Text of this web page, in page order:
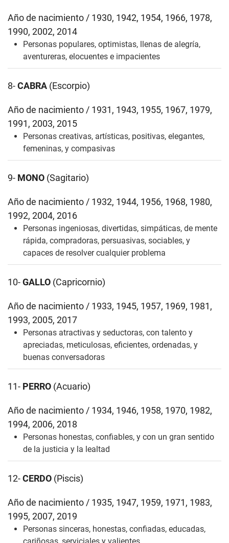
Año de nacimiento / 1930, 1942, 1954, 1966, 1978,
1990, 2002, 2014
Personas populares, optimistas, llenas de alegría,
aventureras, elocuentes e impacientes
8-CABRA (Escorpio)
Año de nacimiento / 1931, 1943, 1955, 1967, 1979,
1991, 2003, 2015
Personas creativas, artísticas, positivas, elegantes,
femeninas, y compasivas
9- MONO (Sagitario)
Año de nacimiento / 1932, 1944, 1956, 1968, 1980,
1992, 2004, 2016
Personas ingeniosas, divertidas, simpáticas, de mente
rápida, compradoras, persuasivas, sociables, y
capaces de resolver cualquier problema
10-GALLO (Capricornio)
Año de nacimiento / 1933, 1945, 1957, 1969, 1981,
1993, 2005, 2017
Personas atractivas y seductoras, con talento y
apreciadas, meticulosas, eficientes, ordenadas, y
buenas conversadoras
11- PERRO (Acuario)
Año de nacimiento / 1934, 1946, 1958, 1970, 1982,
1994, 2006, 2018
Personas honestas, confiables, y con un gran sentido
de la justicia y la lealtad
12-CERDO (Piscis)
Año de nacimiento / 1935, 1947, 1959, 1971, 1983,
1995, 2007, 2019
Personas sinceras, honestas, confiadas, educadas,